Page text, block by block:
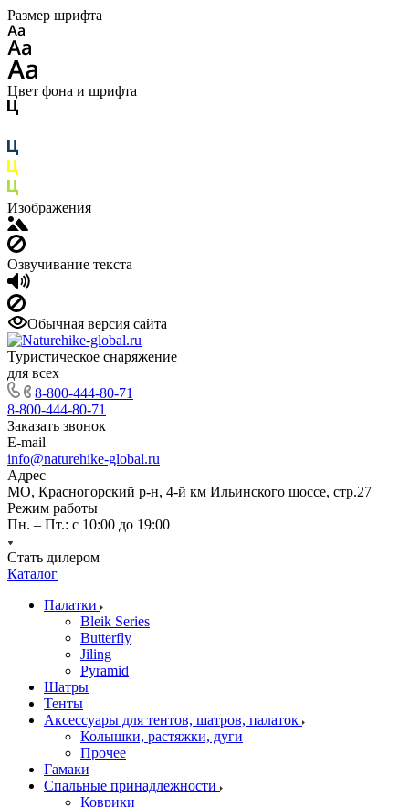
Размер шрифта
Цвет фона и шрифта
Изображения
Озвучивание текста
Обычная версия сайта
Туристическое снаряжение
для всех
8-800-444-80-71
8-800-444-80-71
Заказать звонок
E-mail
info@naturehike-global.ru
Адрес
МО, Красногорский р-н, 4-й км Ильинского шоссе, стр.27
Режим работы
Пн. – Пт.: с 10:00 до 19:00
Стать дилером
Каталог
Палатки
Bleik Series
Butterfly
Jiling
Pyramid
Шатры
Тенты
Аксессуары для тентов, шатров, палаток
Колышки, растяжки, дуги
Прочее
Гамаки
Спальные принадлежности
Коврики